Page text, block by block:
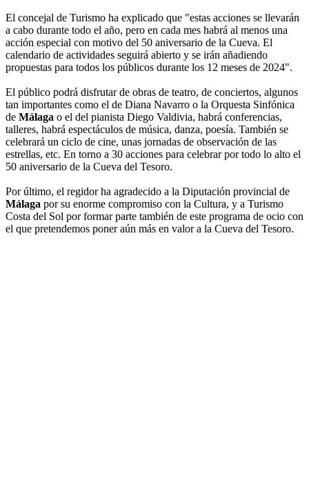
El concejal de Turismo ha explicado que "estas acciones se llevarán
a cabo durante todo el año, pero en cada mes habrá al menos una
acción especial con motivo del 50 aniversario de la Cueva. El
calendario de actividades seguirá abierto y se irán añadiendo
propuestas para todos los públicos durante los 12 meses de 2024".
El público podrá disfrutar de obras de teatro, de conciertos, algunos
tan importantes como el de Diana Navarro o la Orquesta Sinfónica
de Málaga o el del pianista Diego Valdivia, habrá conferencias,
talleres, habrá espectáculos de música, danza, poesía. También se
celebrará un ciclo de cine, unas jornadas de observación de las
estrellas, etc. En torno a 30 acciones para celebrar por todo lo alto el
50 aniversario de la Cueva del Tesoro.
Por último, el regidor ha agradecido a la Diputación provincial de
Málaga por su enorme compromiso con la Cultura, y a Turismo
Costa del Sol por formar parte también de este programa de ocio con
el que pretendemos poner aún más en valor a la Cueva del Tesoro.